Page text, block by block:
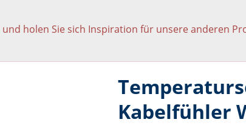
und holen Sie sich Inspiration für unsere anderen
Kabelfühler